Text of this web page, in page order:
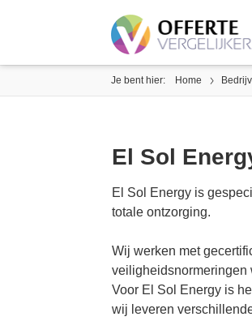
Je bent hier: Home
El Sol
El Sol Energy is
totale ontzorging.
Wij werken met
veiligheidsnormeringen
Voor El Sol Energy is
wij leveren